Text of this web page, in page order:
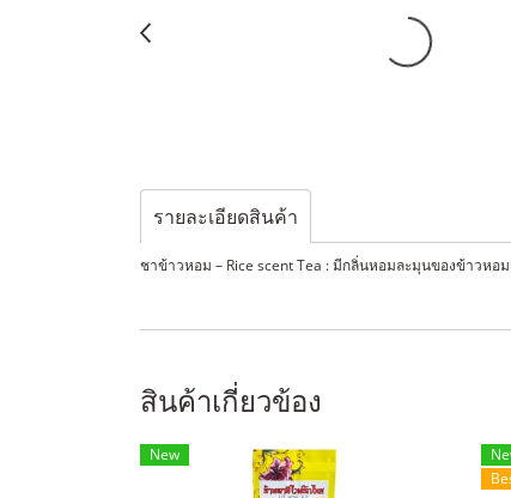
รายละเอียดสินค้า
ชาข้าวหอม – Rice scent Tea : มีกลิ่นหอมละมุนของข้าวหอ
สินค้าเกี่ยวข้อง
New